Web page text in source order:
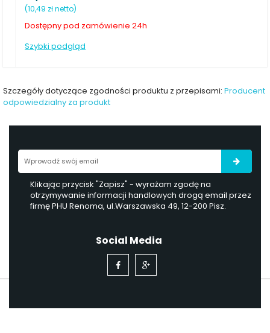
zamówienie 24h
Szczegóły dotyczące zgodności produktu z przepisami: Producent
odpowiedzialny za produkt
Klikając przycisk "Zapisz" - wyrażam zgodę na
otrzymywanie informacji handlowych drogą email przez
firmę PHU Renoma, ul.Warszawska 49, 12-200 Pisz.
Social Media